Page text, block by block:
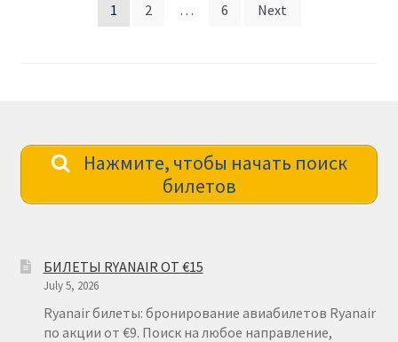
1 2 … 6 Next
Нажмите, чтобы начать поиск
билетов
БИЛЕТЫ RYANAIR ОТ €15
July 5, 2026
Ryanair билеты: бронирование авиабилетов Ryanair
по акции от €9. Поиск на любое направление,